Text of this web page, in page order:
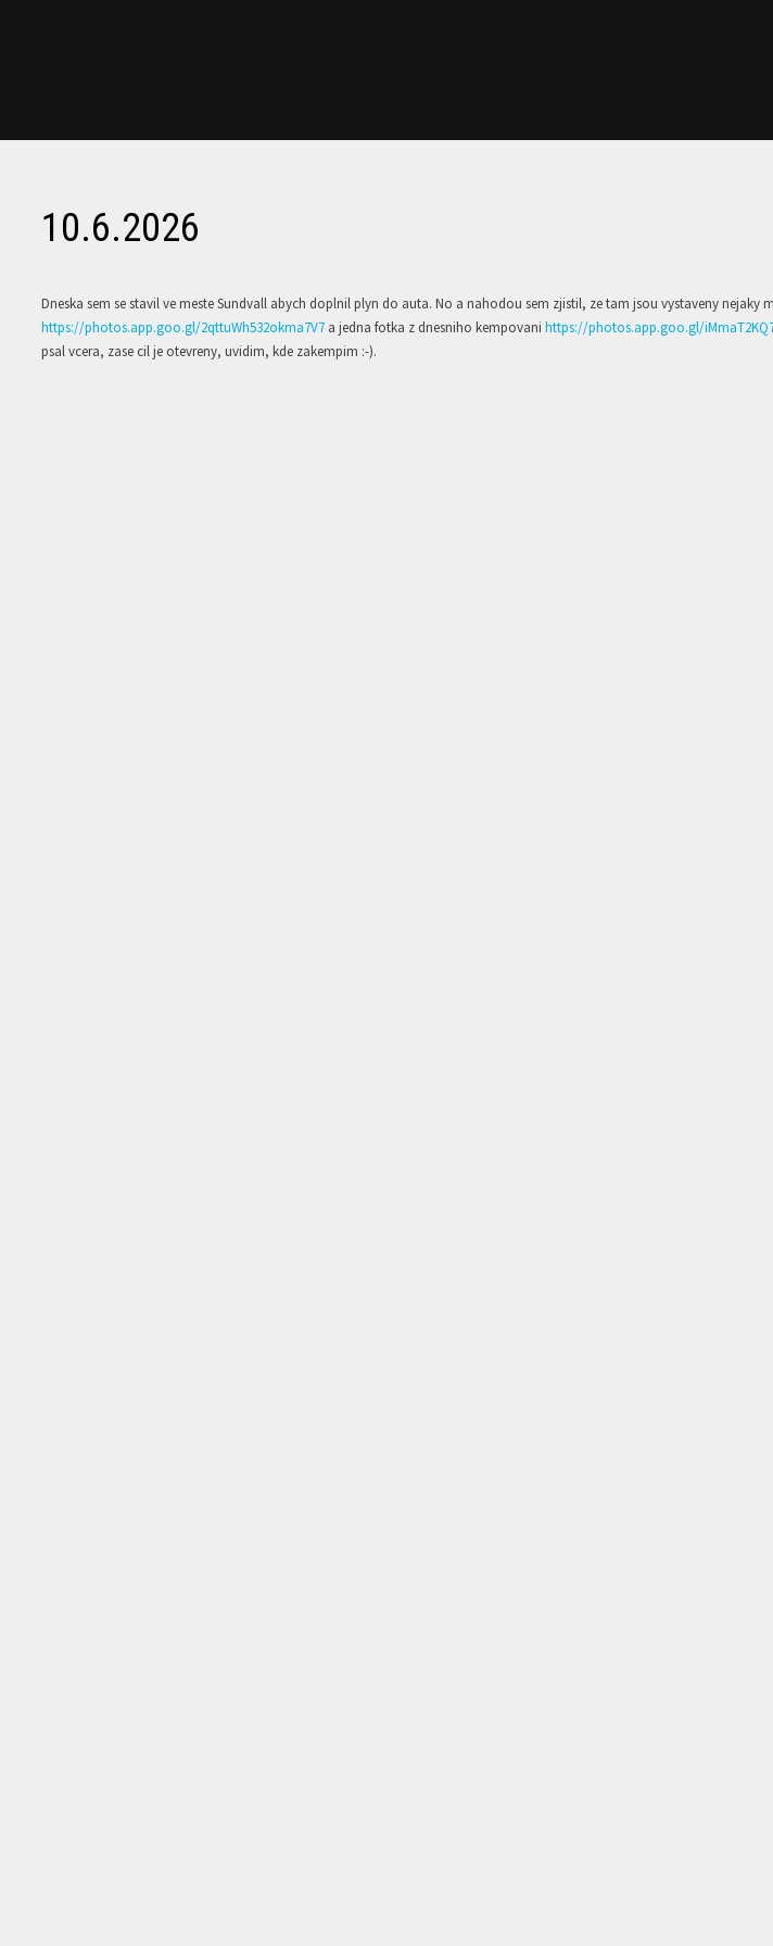
10.6.2026
Dneska sem se stavil ve meste Sundvall abych doplnil plyn do auta. No a nahodou sem zjistil, ze tam jsou vystaveny nejaky
https://photos.app.goo.gl/2qttuWh532okma7V7 a jedna fotka z dnesniho kempovanihttps://photos.app.goo.gl/
psal vcera, zase cil je otevreny, uvidim, kde zakempim :-).